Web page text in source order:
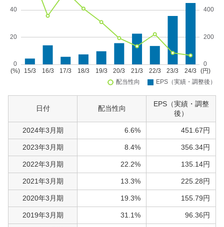
日付 配当性向
EPS（実績・調整
後）
2024年3月期 6.6% 451.67円
2023年3月期 8.4% 356.34円
2022年3月期 22.2% 135.14円
2021年3月期 13.3% 225.28円
2020年3月期 19.3% 155.79円
2019年3月期 31.1% 96.36円